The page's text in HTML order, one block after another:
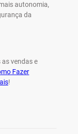
autonomia,
da
vendas e
Fazer
!